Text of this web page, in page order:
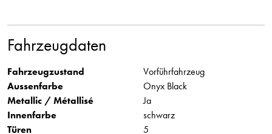
Fahrzeugdaten
Fahrzeugzustand
Vorführfahrzeug
Aussenfarbe
Onyx Black
Metallic / Métallisé
Ja
Innenfarbe
schwarz
Türen
5